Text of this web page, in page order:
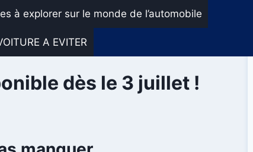
à explorer sur le monde de l’automobile
A EVITER
dès le 3 juillet !